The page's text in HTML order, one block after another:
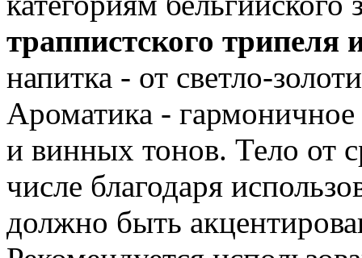
траппистского трипеля
напитка - от светло-
Ароматика -
и винных тонов. Тело от
числе благодаря
должно быть